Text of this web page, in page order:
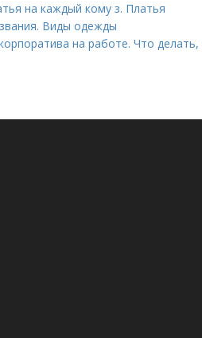
на каждый кому з. Платья
Виды одежды
на работе. Что